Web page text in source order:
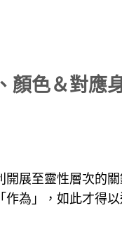
顏色＆對應
展至靈性層次的
為」，如此才得